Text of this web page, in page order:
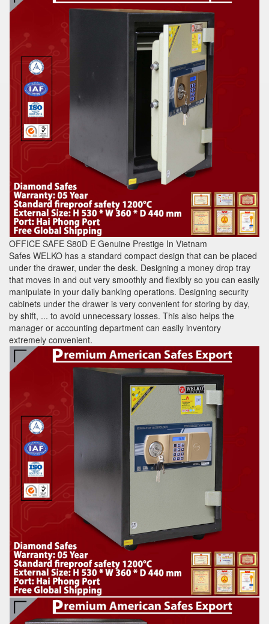
OFFICE SAFE S80D E Genuine Prestige In Vietnam
Safes WELKO has a standard compact design that can be placed
under the drawer, under the desk. Designing a money drop tray
that moves in and out very smoothly and flexibly so you can easily
manipulate in your daily banking operations. Designing security
cabinets under the drawer is very convenient for storing by day,
by shift, ... to avoid unnecessary losses. This also helps the
manager or accounting department can easily inventory
extremely convenient.